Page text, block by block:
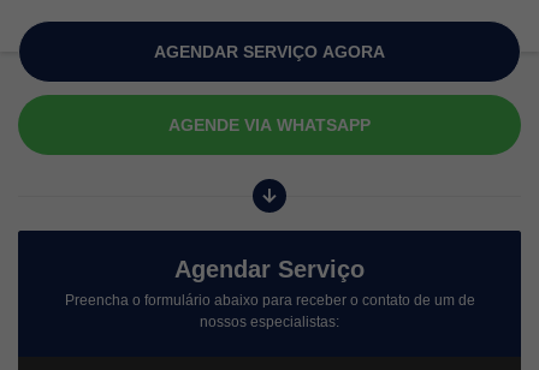
AGENDAR SERVIÇO AGORA
AGENDE VIA WHATSAPP
Agendar Serviço
Preencha o formulário abaixo para receber o contato de um de
nossos especialistas: